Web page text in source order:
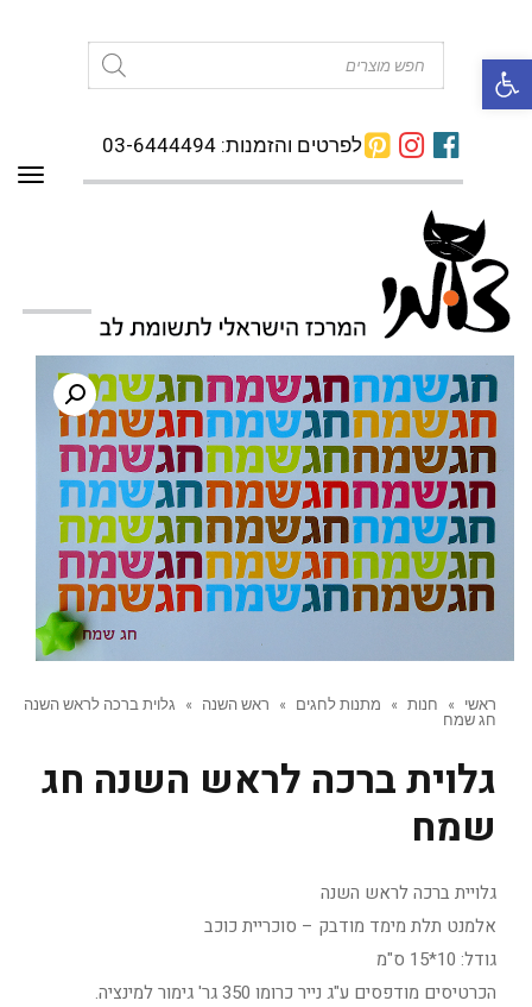
פתח סרגל נגישות
לפרטים והזמנות: 03-6444494
ראשי » חנות » מתנות לחגים » ראש השנה »
גלוית ברכה לראש השנה
חג שמח
גלוית ברכה לראש השנה חג
שמח
גלויית ברכה לראש השנה
אלמנט תלת מימד מודבק – סוכריית כוכב
גודל: 10*15 ס"מ
הכרטיסים מודפסים ע"ג נייר כרומו 350 גר' גימור למינציה.